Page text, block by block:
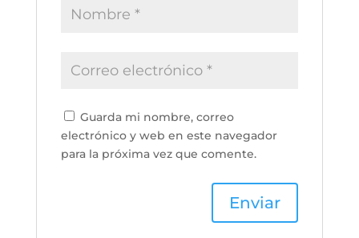
Guarda mi nombre, correo
electrónico y web en este navegador
para la próxima vez que comente.